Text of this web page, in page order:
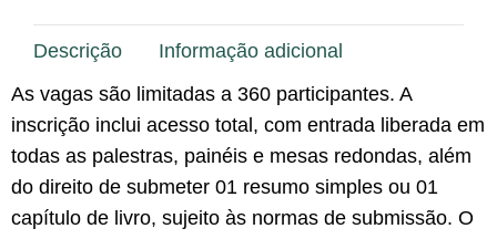
Descrição
Informação adicional
As vagas são limitadas a 360 participantes. A
inscrição inclui acesso total, com entrada liberada em
todas as palestras, painéis e mesas redondas, além
do direito de submeter 01 resumo simples ou 01
capítulo de livro, sujeito às normas de submissão. O